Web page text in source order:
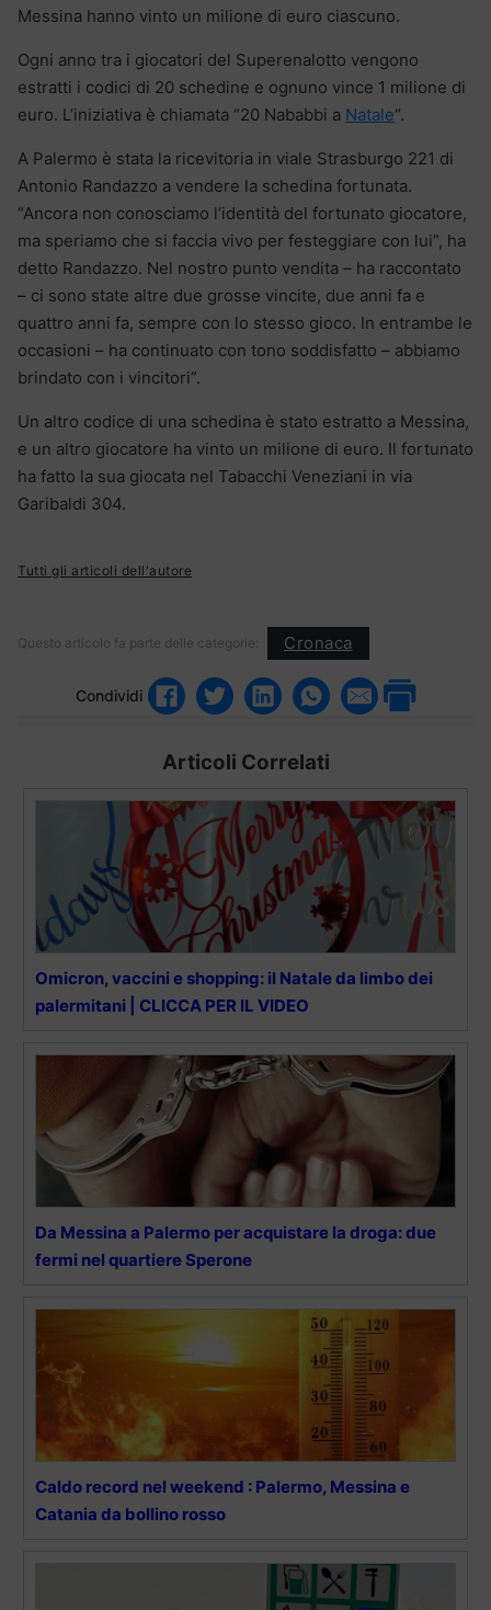
Messina hanno vinto un milione di euro ciascuno.
Ogni anno tra i giocatori del Superenalotto vengono
estratti i codici di 20 schedine e ognuno vince 1 milione di
euro. L’iniziativa è chiamata “20 Nababbi a Natale“.
A Palermo è stata la ricevitoria in viale Strasburgo 221 di
Antonio Randazzo a vendere la schedina fortunata.
“Ancora non conosciamo l’identità del fortunato giocatore,
ma speriamo che si faccia vivo per festeggiare con lui”, ha
detto Randazzo. Nel nostro punto vendita – ha raccontato
– ci sono state altre due grosse vincite, due anni fa e
quattro anni fa, sempre con lo stesso gioco. In entrambe le
occasioni – ha continuato con tono soddisfatto – abbiamo
brindato con i vincitori”.
Un altro codice di una schedina è stato estratto a Messina,
e un altro giocatore ha vinto un milione di euro. Il fortunato
ha fatto la sua giocata nel Tabacchi Veneziani in via
Garibaldi 304.
Tutti gli articoli dell'autore
Questo articolo fa parte delle categorie: Cronaca
Condividi
Articoli Correlati
Omicron, vaccini e shopping: il Natale da limbo dei
palermitani | CLICCA PER IL VIDEO
Da Messina a Palermo per acquistare la droga: due
fermi nel quartiere Sperone
Caldo record nel weekend : Palermo, Messina e
Catania da bollino rosso